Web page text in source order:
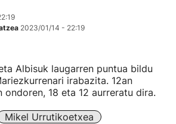
2023/01/14 - 22:19
Albisuk laugarren puntua bildu
irabazita. 12an
ondoren, 18 eta 12 aurreratu dira.
Mikel Urrutikoetxea